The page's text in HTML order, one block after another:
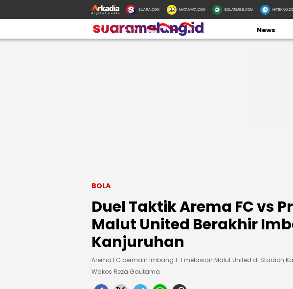
SUARA.COM MATAMATA.COM BOLATIMES.COM
News
BOLA
Duel Taktik Arema FC vs
Malut United Berakhir
Kanjuruhan
Arema FC bermain imbang 1-1 melawan Malut United di Stadion
Wakos Reza Gautama